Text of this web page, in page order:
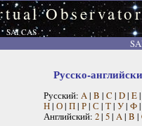
SAI CAS
Русско-
Русский: A | B | C | D| E|
Н| О| П| Р| С | Т| У| Ф|
Английский: 2| 5| A | B |